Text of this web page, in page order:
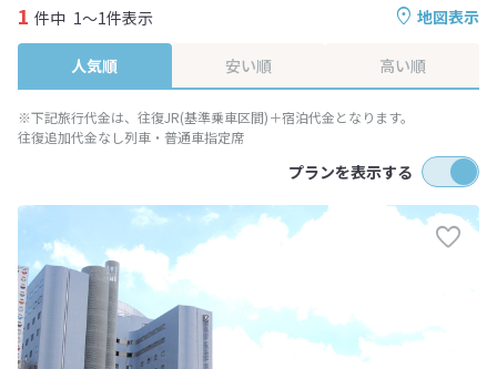
地図表示
1 件中 1～1件表示
人気順 安い順 高い順
※下記旅行代金は、往復JR(基準乗車区間)＋宿泊代金となります。
往復追加代金なし列車・普通車指定席
プランを表示する